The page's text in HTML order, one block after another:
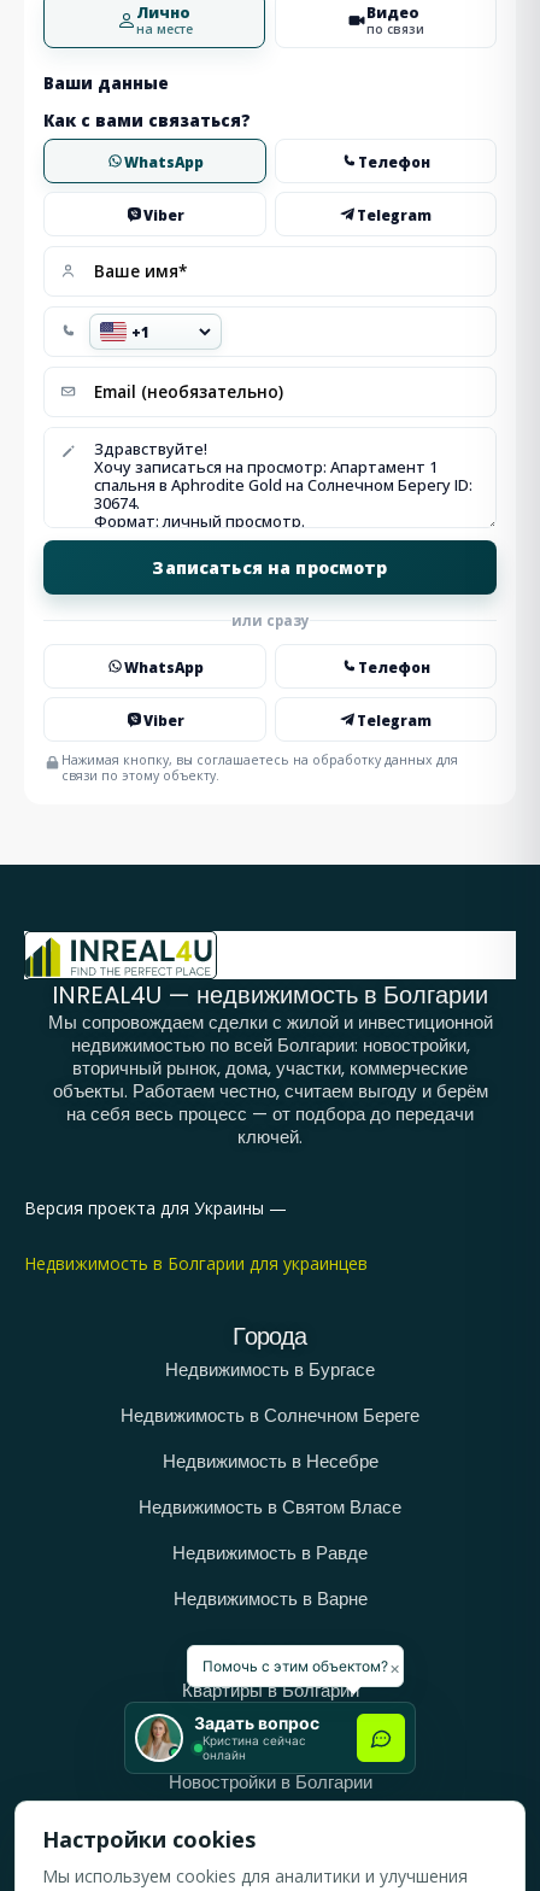
Лично
на месте
Видео
по связи
Ваши данные
Как с вами связаться?
WhatsApp Телефон
Viber Telegram
или сразу
WhatsApp Телефон
Viber Telegram
Нажимая кнопку, вы соглашаетесь на обработку данных для
связи по этому объекту.
INREAL4U — недвижимость в Болгарии
Мы сопровождаем сделки с жилой и инвестиционной
недвижимостью по всей Болгарии: новостройки,
вторичный рынок, дома, участки, коммерческие
объекты. Работаем честно, считаем выгоду и берём
на себя весь процесс — от подбора до передачи
ключей.
Версия проекта для Украины —
Недвижимость в Болгарии для украинцев
Города
Недвижимость в Бургасе
Недвижимость в Солнечном Береге
Недвижимость в Несебре
Недвижимость в Святом Власе
Недвижимость в Равде
Недвижимость в Варне
Категории
Квартиры в Болгарии
Дома в Болгарии
Новостройки в Болгарии
Вторичное жильё в Болгарии
Рабочее время
×
Помочь с этим объектом?
Задать вопрос
Кристина сейчас
онлайн
Настройки cookies
Мы используем cookies для аналитики и улучшения